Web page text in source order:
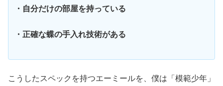
・自分だけの部屋を持っている
・正確な蝶の手入れ技術がある
こうしたスペックを持つエーミールを、僕は「模範少年」